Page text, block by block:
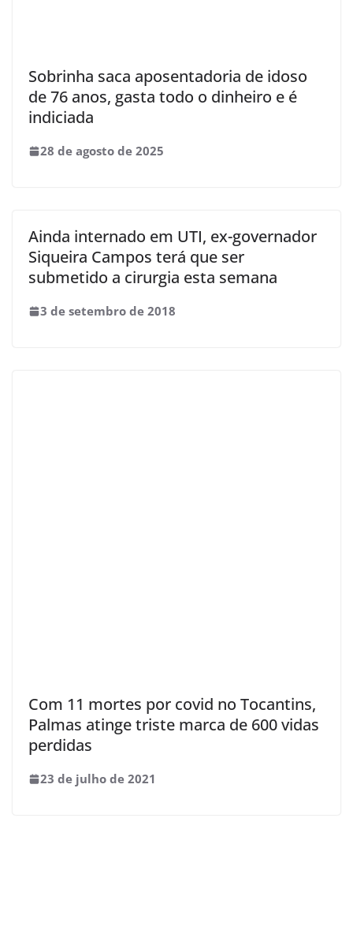
Sobrinha saca aposentadoria de idoso
de 76 anos, gasta todo o dinheiro e é
indiciada
28 de agosto de 2025
Ainda internado em UTI, ex-governador
Siqueira Campos terá que ser
submetido a cirurgia esta semana
3 de setembro de 2018
Com 11 mortes por covid no Tocantins,
Palmas atinge triste marca de 600 vidas
perdidas
23 de julho de 2021